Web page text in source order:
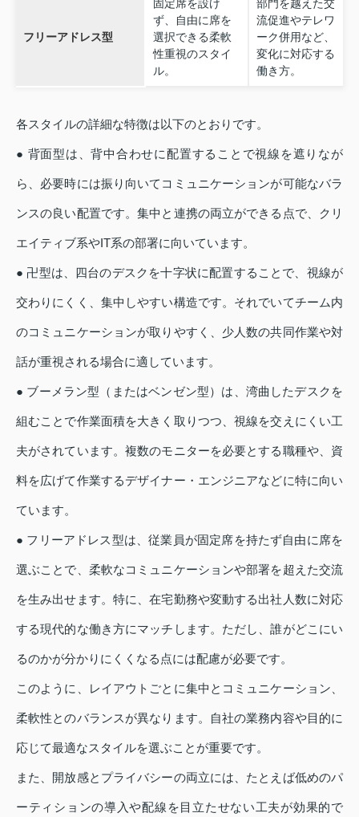
フリーアドレス型
固定席を設け
ず、自由に席を
選択できる柔軟
性重視のスタイ
ル。
部門を越えた交
流促進やテレワ
ーク併用など、
変化に対応する
働き方。
各スタイルの詳細な特徴は以下のとおりです。
● 背面型は、背中合わせに配置することで視線を遮りなが
ら、必要時には振り向いてコミュニケーションが可能なバラ
ンスの良い配置です。集中と連携の両立ができる点で、クリ
エイティブ系やIT系の部署に向いています。
● 卍型は、四台のデスクを十字状に配置することで、視線が
交わりにくく、集中しやすい構造です。それでいてチーム内
のコミュニケーションが取りやすく、少人数の共同作業や対
話が重視される場合に適しています。
● ブーメラン型（またはベンゼン型）は、湾曲したデスクを
組むことで作業面積を大きく取りつつ、視線を交えにくい工
夫がされています。複数のモニターを必要とする職種や、資
料を広げて作業するデザイナー・エンジニアなどに特に向い
ています。
● フリーアドレス型は、従業員が固定席を持たず自由に席を
選ぶことで、柔軟なコミュニケーションや部署を超えた交流
を生み出せます。特に、在宅勤務や変動する出社人数に対応
する現代的な働き方にマッチします。ただし、誰がどこにい
るのかが分かりにくくなる点には配慮が必要です。
このように、レイアウトごとに集中とコミュニケーション、
柔軟性とのバランスが異なります。自社の業務内容や目的に
応じて最適なスタイルを選ぶことが重要です。
また、開放感とプライバシーの両立には、たとえば低めのパ
ーティションの導入や配線を目立たせない工夫が効果的で